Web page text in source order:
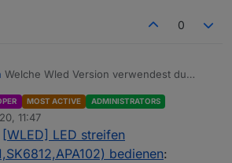
0
Welche Wled Version verwendest du
0.9.0-b1 in Verwendung auf jeweils
v3 und einen Wemos Mini Pro
b1 liest man ja von Problemen mit mDNS
Reboots ...
MOST ACTIVE ADMINISTRATORS
11:47
[WLED] LED streifen
bedienen: